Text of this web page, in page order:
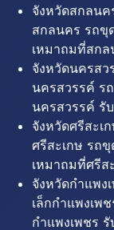
จังหวัดสกลนค
สกลนคร รถขุ
เหมาถมที่สกล
จังหวัดนครสว
นครสวรรค์ ร
นครสวรรค์ รั
จังหวัดศรีสะเ
ศรีสะเกษ รถขุ
เหมาถมที่ศรีส
จังหวัดกำแพง
เล็กกำแพงเพ
กำแพงเพชร